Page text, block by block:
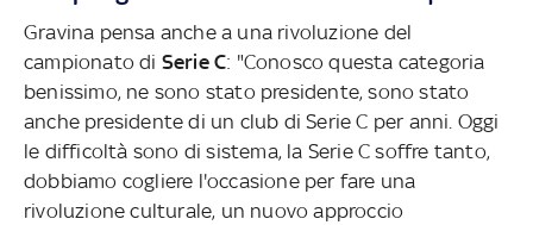
Gravina pensa anche a una rivoluzione del
campionato di Serie C: "Conosco questa categoria
benissimo, ne sono stato presidente, sono stato
anche presidente di un club di Serie C per anni. Oggi
le difficoltà sono di sistema, la Serie C soffre tanto,
dobbiamo cogliere l'occasione per fare una
rivoluzione culturale, un nuovo approccio